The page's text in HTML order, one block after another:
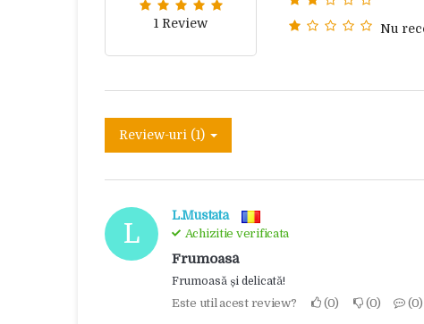
1 Review Nu
Review-uri (1)
L
L.Mustata
Achizitie verificata
Frumoasă
Frumoasă și delicată!
Este util acest review? 0 0 0